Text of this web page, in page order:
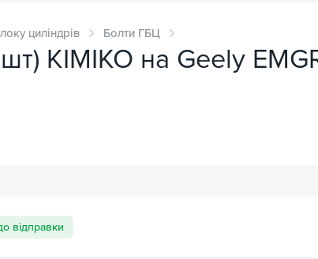
циліндрів Болти ГБЦ
KIMIKO на Geely
відправки